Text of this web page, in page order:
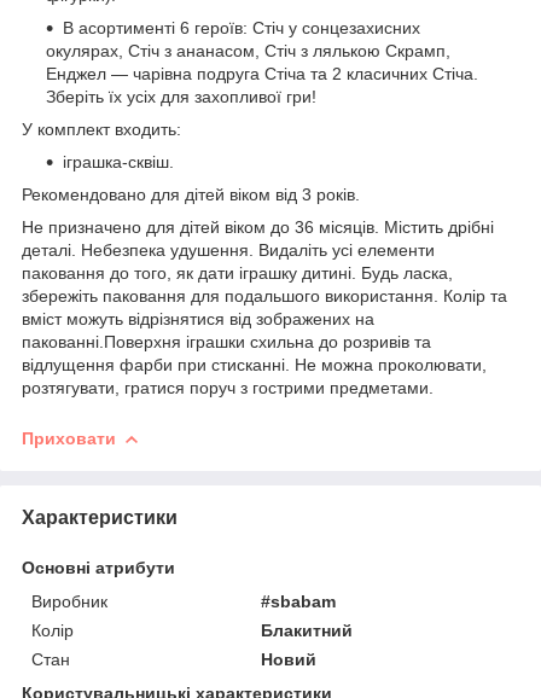
В асортименті 6 героїв: Стіч у сонцезахисних
окулярах, Стіч з ананасом, Стіч з лялькою Скрамп,
Енджел — чарівна подруга Стіча та 2 класичних Стіча.
Зберіть їх усіх для захопливої гри!
У комплект входить:
іграшка-сквіш.
Рекомендовано для дітей віком від 3 років.
Не призначено для дітей віком до 36 місяців. Містить дрібні
деталі. Небезпека удушення. Видаліть усі елементи
паковання до того, як дати іграшку дитині. Будь ласка,
збережіть паковання для подальшого використання. Колір та
вміст можуть відрізнятися від зображених на
пакованні.Поверхня іграшки схильна до розривів та
відлущення фарби при стисканні. Не можна проколювати,
розтягувати, гратися поруч з гострими предметами.
Приховати
Характеристики
Основні атрибути
Виробник
#sbabam
Колір
Блакитний
Стан
Новий
Користувальницькі характеристики